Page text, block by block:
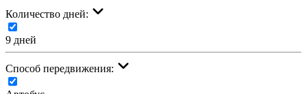
Количество дней:
9 дней
Cпособ передвижения: